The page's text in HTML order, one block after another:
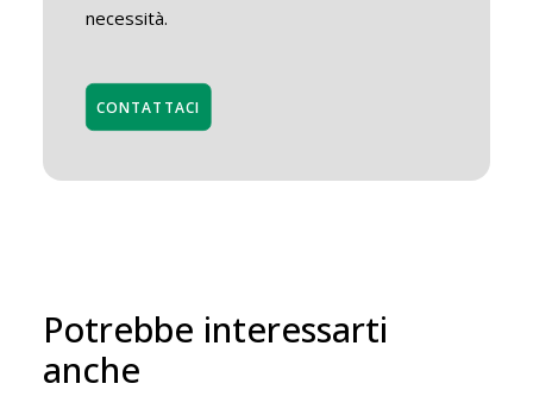
necessità.
CONTATTACI
Potrebbe interessarti
anche